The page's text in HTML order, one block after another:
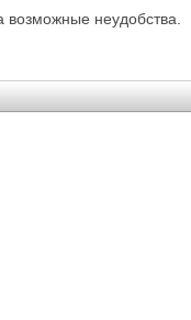
неудобства.